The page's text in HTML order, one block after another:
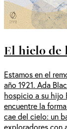
El hielo de
Estamos en el
año 1921. Ada
hospicio a su hijo
encuentre la
cae del cielo: un
exploradores con